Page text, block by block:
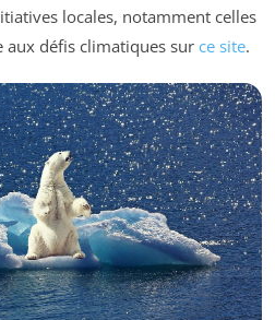
locales, notamment celles
aux défis climatiques sur ce site.